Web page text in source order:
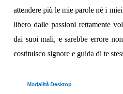
attendere più le mie parole né i
libero dalle passioni rettamente
dai suoi mali, e sarebbe errore
costituisco signore e guida di te
Modalità Desktop